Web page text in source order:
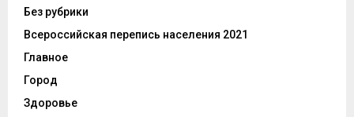
Без рубрики
Всероссийская перепись населения 2021
Главное
Город
Здоровье